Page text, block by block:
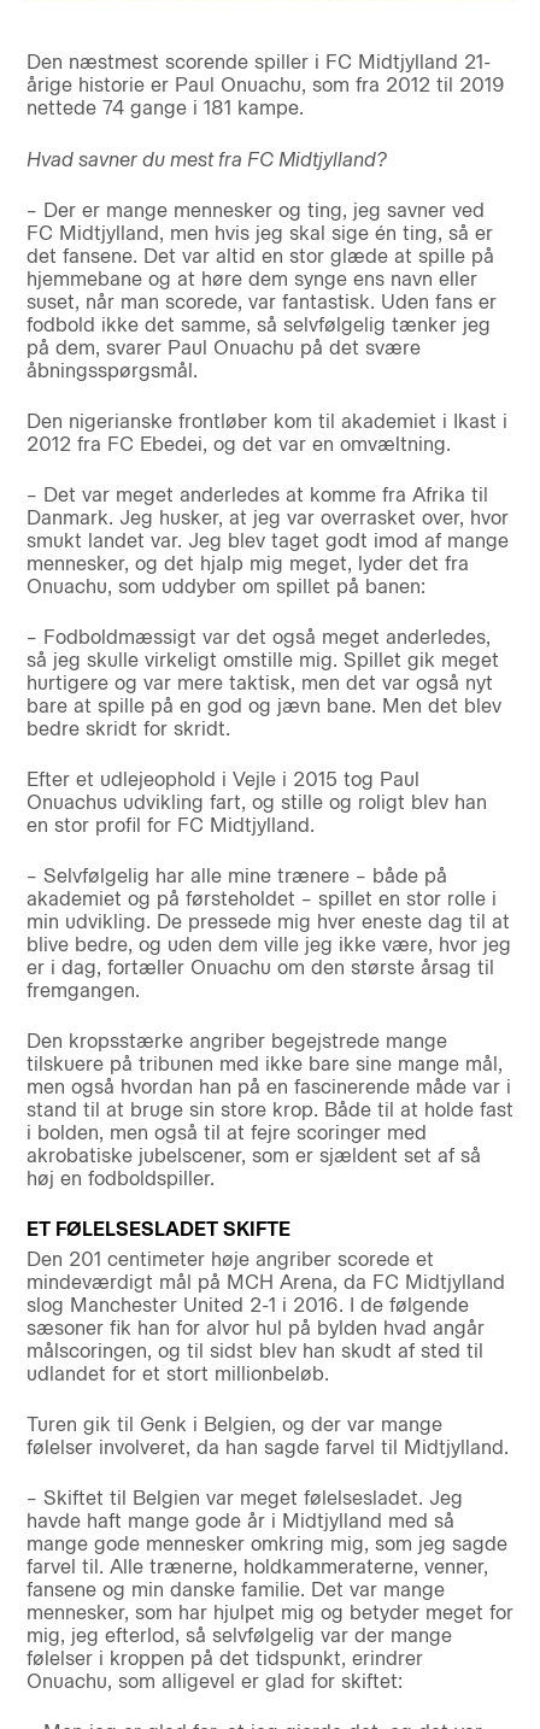
Den næstmest scorende spiller i FC Midtjylland 21-
årige historie er Paul Onuachu, som fra 2012 til 2019
nettede 74 gange i 181 kampe.
Hvad savner du mest fra FC Midtjylland?
– Der er mange mennesker og ting, jeg savner ved
FC Midtjylland, men hvis jeg skal sige én ting, så er
det fansene. Det var altid en stor glæde at spille på
hjemmebane og at høre dem synge ens navn eller
suset, når man scorede, var fantastisk. Uden fans er
fodbold ikke det samme, så selvfølgelig tænker jeg
på dem, svarer Paul Onuachu på det svære
åbningsspørgsmål.
Den nigerianske frontløber kom til akademiet i Ikast i
2012 fra FC Ebedei, og det var en omvæltning.
– Det var meget anderledes at komme fra Afrika til
Danmark. Jeg husker, at jeg var overrasket over, hvor
smukt landet var. Jeg blev taget godt imod af mange
mennesker, og det hjalp mig meget, lyder det fra
Onuachu, som uddyber om spillet på banen:
– Fodboldmæssigt var det også meget anderledes,
så jeg skulle virkeligt omstille mig. Spillet gik meget
hurtigere og var mere taktisk, men det var også nyt
bare at spille på en god og jævn bane. Men det blev
bedre skridt for skridt.
Efter et udlejeophold i Vejle i 2015 tog Paul
Onuachus udvikling fart, og stille og roligt blev han
en stor profil for FC Midtjylland.
– Selvfølgelig har alle mine trænere – både på
akademiet og på førsteholdet – spillet en stor rolle i
min udvikling. De pressede mig hver eneste dag til at
blive bedre, og uden dem ville jeg ikke være, hvor jeg
er i dag, fortæller Onuachu om den største årsag til
fremgangen.
Den kropsstærke angriber begejstrede mange
tilskuere på tribunen med ikke bare sine mange mål,
men også hvordan han på en fascinerende måde var i
stand til at bruge sin store krop. Både til at holde fast
i bolden, men også til at fejre scoringer med
akrobatiske jubelscener, som er sjældent set af så
høj en fodboldspiller.
ET FØLELSESLADET SKIFTE
Den 201 centimeter høje angriber scorede et
mindeværdigt mål på MCH Arena, da FC Midtjylland
slog Manchester United 2-1 i 2016. I de følgende
sæsoner fik han for alvor hul på bylden hvad angår
målscoringen, og til sidst blev han skudt af sted til
udlandet for et stort millionbeløb.
Turen gik til Genk i Belgien, og der var mange
følelser involveret, da han sagde farvel til Midtjylland.
– Skiftet til Belgien var meget følelsesladet. Jeg
havde haft mange gode år i Midtjylland med så
mange gode mennesker omkring mig, som jeg sagde
farvel til. Alle trænerne, holdkammeraterne, venner,
fansene og min danske familie. Det var mange
mennesker, som har hjulpet mig og betyder meget for
mig, jeg efterlod, så selvfølgelig var der mange
følelser i kroppen på det tidspunkt, erindrer
Onuachu, som alligevel er glad for skiftet: